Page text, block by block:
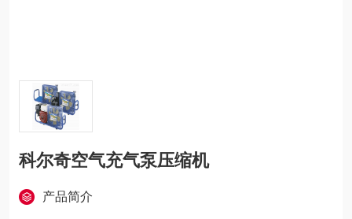
科尔奇空气充气泵压缩机
产品简介